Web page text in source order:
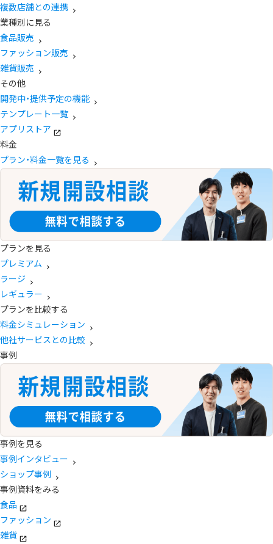
複数店舗との連携
業種別に見る
食品販売
ファッション販売
雑貨販売
その他
開発中・提供予定の機能
テンプレート一覧
アプリストア
料金
プラン・料金一覧を見る
プランを見る
プレミアム
ラージ
レギュラー
プランを比較する
料金シミュレーション
他社サービスとの比較
事例
事例を見る
事例インタビュー
ショップ事例
事例資料をみる
食品
ファッション
雑貨